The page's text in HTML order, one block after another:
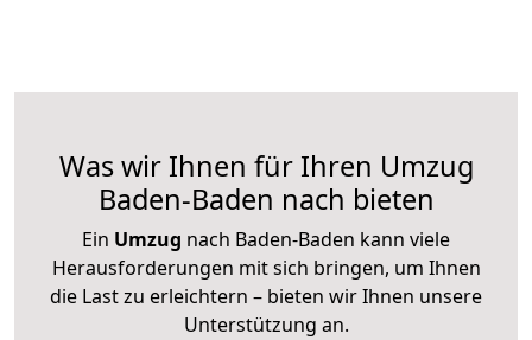
Was wir Ihnen für Ihren Umzug
Baden-Baden nach bieten
Ein Umzug nach Baden-Baden kann viele
Herausforderungen mit sich bringen, um Ihnen
die Last zu erleichtern – bieten wir Ihnen unsere
Unterstützung an.